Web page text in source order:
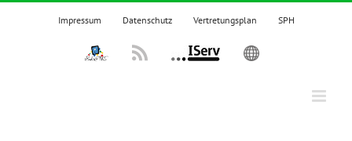
Zum
Impressum Datenschutz Vertretungsplan SPH
IPadsTKSRss IServ English